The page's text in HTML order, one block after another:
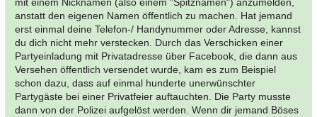
mit einem Nicknamen (also einem "Spitznamen") anzumelden,
anstatt den eigenen Namen öffentlich zu machen. Hat jemand
erst einmal deine Telefon-/ Handynummer oder Adresse, kannst
du dich nicht mehr verstecken. Durch das Verschicken einer
Partyeinladung mit Privatadresse über Facebook, die dann aus
Versehen öffentlich versendet wurde, kam es zum Beispiel
schon dazu, dass auf einmal hunderte unerwünschter
Partygäste bei einer Privatfeier auftauchten. Die Party musste
dann von der Polizei aufgelöst werden. Wenn dir jemand Böses